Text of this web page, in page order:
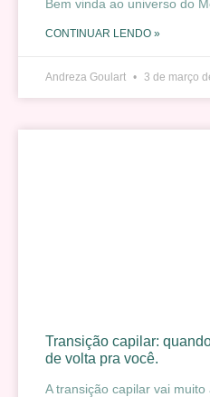
Bem vinda ao universo do
CONTINUAR LENDO »
Andreza Goulart 3 de março
Transição capilar:
de volta pra você.
A transição capilar vai